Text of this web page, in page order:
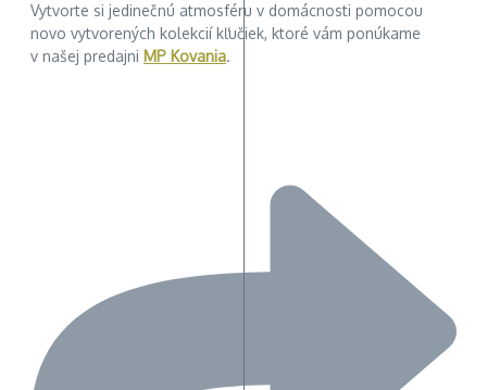
Vytvorte si jedinečnú atmosféru v domácnosti pomocou
novo vytvorených kolekcií kľučiek, ktoré vám ponúkame
v našej predajni MP Kovania.